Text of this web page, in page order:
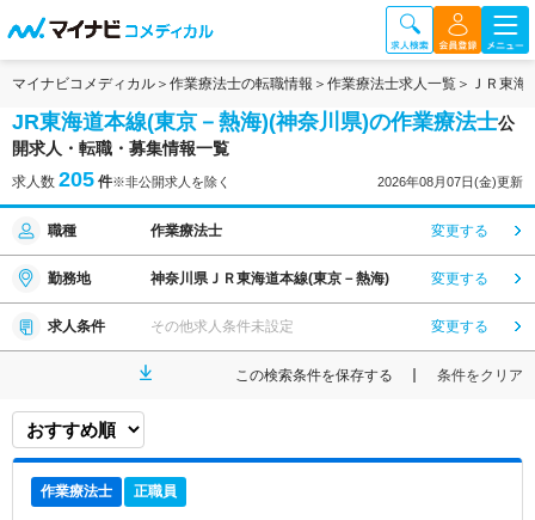
マイナビコメディカル 作業療法士の転職情報 作業療法士求人一覧 ＪＲ東
JR東海道本線(東京－熱海)(神奈川県)の作業療法士公
開求人・転職・募集情報一覧
求人数 205 件※非公開求人を除く 2026年08月07日(金)更新
職種 作業療法士 変更する
勤務地 神奈川県ＪＲ東海道本線(東京－熱海) 変更する
求人条件 その他求人条件未設定 変更する
この検索条件を保存する 条件をクリア
作業療法士 正職員